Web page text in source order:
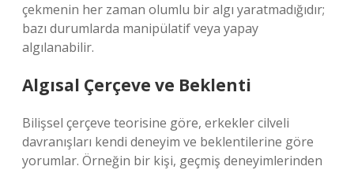
çekmenin her zaman olumlu bir algı yaratmadığıdır;
bazı durumlarda manipülatif veya yapay
algılanabilir.
Algısal Çerçeve ve Beklenti
Bilişsel çerçeve teorisine göre, erkekler cilveli
davranışları kendi deneyim ve beklentilerine göre
yorumlar. Örneğin bir kişi, geçmiş deneyimlerinden